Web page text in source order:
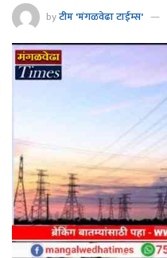
byटीम 'मंगळवेढा टाईम्स'